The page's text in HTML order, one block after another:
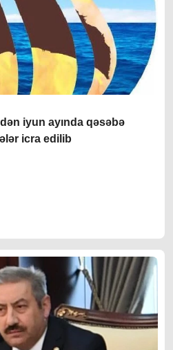
iyun ayında qəsəbə
icra edilib